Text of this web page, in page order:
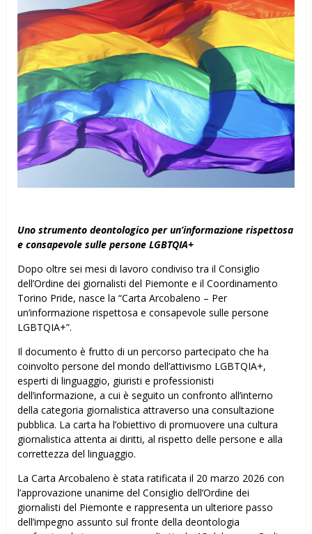
Uno strumento deontologico per un’informazione rispettosa
e consapevole sulle persone LGBTQIA+
Dopo oltre sei mesi di lavoro condiviso tra il Consiglio
dell’Ordine dei giornalisti del Piemonte e il Coordinamento
Torino Pride, nasce la “Carta Arcobaleno – Per
un’informazione rispettosa e consapevole sulle persone
LGBTQIA+”.
Il documento è frutto di un percorso partecipato che ha
coinvolto persone del mondo dell’attivismo LGBTQIA+,
esperti di linguaggio, giuristi e professionisti
dell’informazione, a cui è seguito un confronto all’interno
della categoria giornalistica attraverso una consultazione
pubblica. La carta ha l’obiettivo di promuovere una cultura
giornalistica attenta ai diritti, al rispetto delle persone e alla
correttezza del linguaggio.
La Carta Arcobaleno è stata ratificata il 20 marzo 2026 con
l’approvazione unanime del Consiglio dell’Ordine dei
giornalisti del Piemonte e rappresenta un ulteriore passo
dell’impegno assunto sul fronte della deontologia